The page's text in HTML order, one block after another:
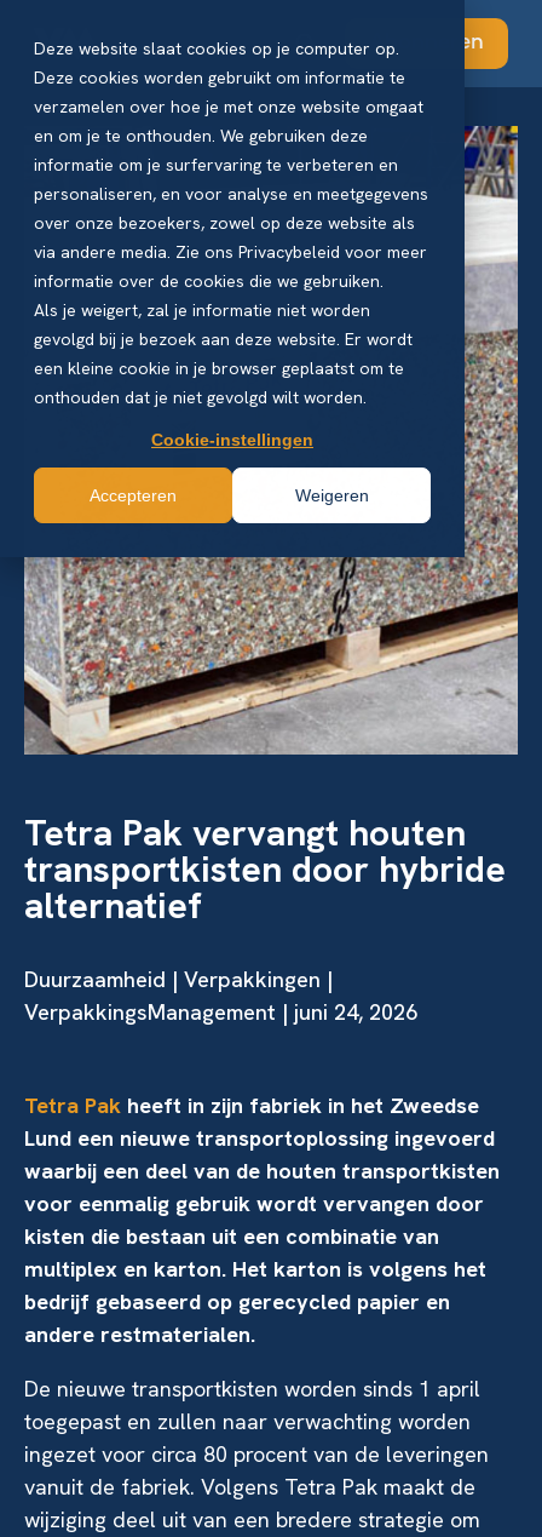
Deze website slaat cookies op je computer op.
Deze cookies worden gebruikt om informatie te
verzamelen over hoe je met onze website omgaat
en om je te onthouden. We gebruiken deze
informatie om je surfervaring te verbeteren en
personaliseren, en voor analyse en meetgegevens
over onze bezoekers, zowel op deze website als
via andere media. Zie ons Privacybeleid voor meer
informatie over de cookies die we gebruiken.
Als je weigert, zal je informatie niet worden
gevolgd bij je bezoek aan deze website. Er wordt
een kleine cookie in je browser geplaatst om te
onthouden dat je niet gevolgd wilt worden.
Cookie-instellingen
Accepteren Weigeren
Abonneren
Tetra Pak vervangt houten
transportkisten door hybride
alternatief
Duurzaamheid | Verpakkingen |
VerpakkingsManagement | juni 24, 2026
Tetra Pak heeft in zijn fabriek in het Zweedse
Lund een nieuwe transportoplossing ingevoerd
waarbij een deel van de houten transportkisten
voor eenmalig gebruik wordt vervangen door
kisten die bestaan uit een combinatie van
multiplex en karton. Het karton is volgens het
bedrijf gebaseerd op gerecycled papier en
andere restmaterialen.
De nieuwe transportkisten worden sinds 1 april
toegepast en zullen naar verwachting worden
ingezet voor circa 80 procent van de leveringen
vanuit de fabriek. Volgens Tetra Pak maakt de
wijziging deel uit van een bredere strategie om